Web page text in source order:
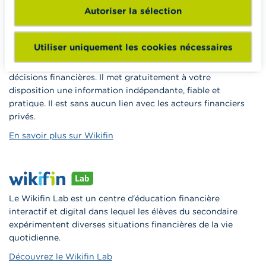
Autoriser la sélection
Utiliser uniquement les cookies nécessaires
Wikifin.be est un site internet qui veut vous aider dans vos
décisions financières. Il met gratuitement à votre
disposition une information indépendante, fiable et
pratique. Il est sans aucun lien avec les acteurs financiers
privés.
En savoir plus sur Wikifin
Le Wikifin Lab est un centre d'éducation financière
interactif et digital dans lequel les élèves du secondaire
expérimentent diverses situations financières de la vie
quotidienne.
Découvrez le Wikifin Lab